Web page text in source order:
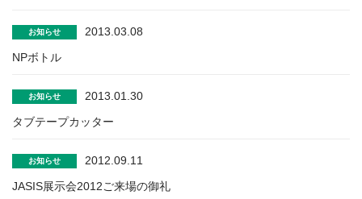
お知らせ
2013.03.08
NPボトル
お知らせ
2013.01.30
タブテープカッター
お知らせ
2012.09.11
JASIS展示会2012ご来場の御礼